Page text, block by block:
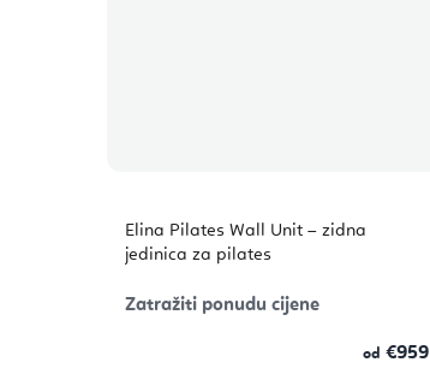
Elina Pilates Wall Unit – zidna
jedinica za pilates
Zatražiti ponudu cijene
od €959